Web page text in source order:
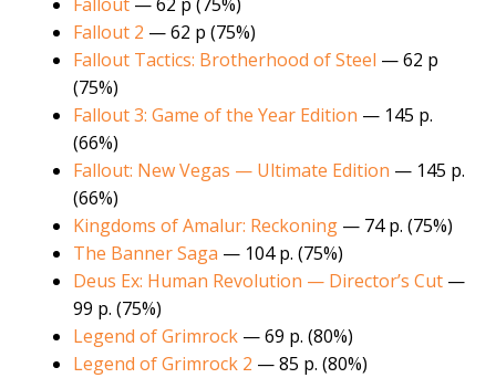
Fallout— 62 р (75%)
Fallout 2 — 62 р (75%)
Fallout Tactics: Brotherhood of Steel — 62 р
(75%)
Fallout 3: Game of the Year Edition — 145 р.
(66%)
Fallout: New Vegas — Ultimate Edition — 145 р.
(66%)
Kingdoms of Amalur: Reckoning— 74 р. (75%)
The Banner Saga — 104 р. (75%)
Deus Ex: Human Revolution — Director’s Cut—
99 р. (75%)
Legend of Grimrock— 69 р. (80%)
Legend of Grimrock 2 — 85 р. (80%)